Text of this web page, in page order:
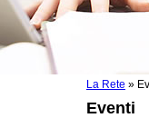
La Rete »
Eventi